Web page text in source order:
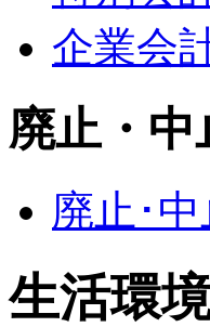
企業会
廃止・中
廃止･
生活環